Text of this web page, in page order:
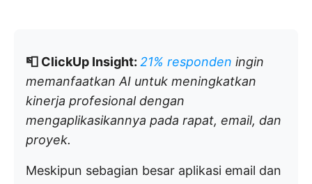
📮 ClickUp Insight: 21% responden ingin
memanfaatkan AI untuk meningkatkan
kinerja profesional dengan
mengaplikasikannya pada rapat, email, dan
proyek.
Meskipun sebagian besar aplikasi email dan